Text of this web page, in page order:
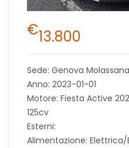
€13.800
Sede: Genova Molassana
Anno: 2023-01-01
Motore: Fiesta Active
125cv
Esterni:
Alimentazione: Elettrica/